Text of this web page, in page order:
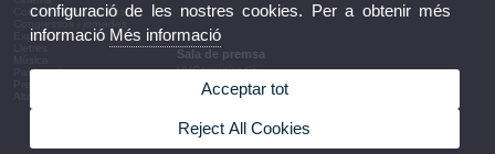
Conferències i debats
Congressos i jornades
Exposicions
Patrimoni
Sala de premsa
UVComunicació
Notes de premsa
Agenda de govern
Informació corporativa
configuració de les nostres cookies. Per a obtenir més
informació Més informació
Acceptar tot
Reject All Cookies